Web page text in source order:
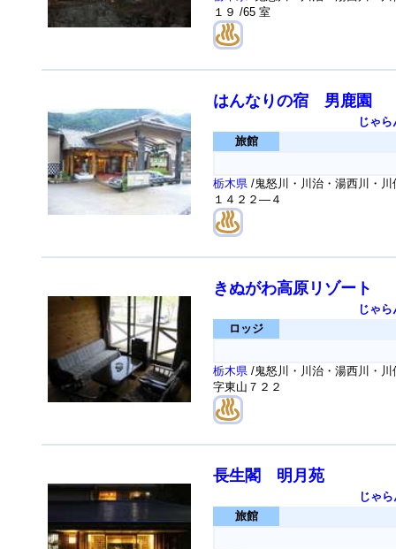
１９ /65 室
はんなりの宿 男鹿園
じゃら
旅館
栃木県 /鬼怒川・川治・湯西川・
１４２２―４
きぬがわ高原リゾート
じゃら
ロッジ
栃木県 /鬼怒川・川治・湯西川・
字東山７２２
長生閣 明月苑
じゃ
旅館